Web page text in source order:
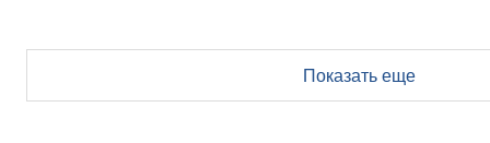
Показать еще